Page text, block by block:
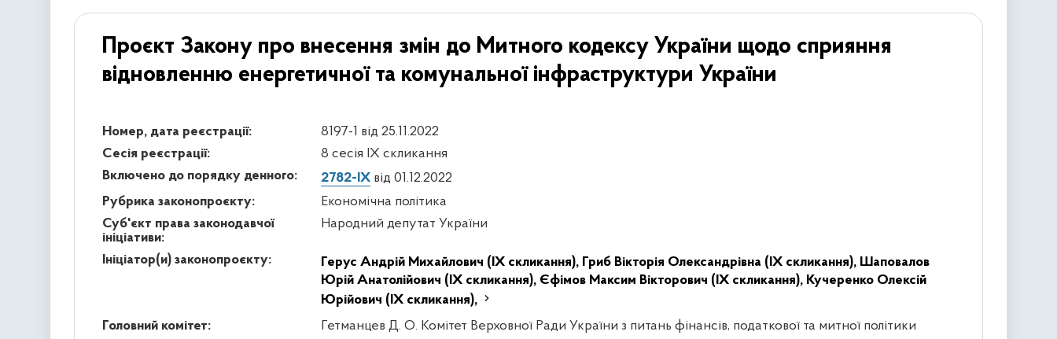
Проєкт Закону про внесення змін до Митного кодексу України щодо сприяння
відновленню енергетичної та комунальної інфраструктури України
Номер, дата реєстрації:
8197-1 від 25.11.2022
Сесія реєстрації:
8 сесія IX скликання
Включено до порядку денного:
2782-IX від 01.12.2022
Рубрика законопроєкту:
Економічна політика
Суб'єкт права законодавчої
ініціативи:
Народний депутат України
Ініціатор(и) законопроєкту: Герус Андрій Михайлович (IX скликання), Гриб Вікторія Олександрівна (IX скликання), Шаповалов
Юрій Анатолійович (IX скликання), Єфімов Максим Вікторович (IX скликання), Кучеренко Олексій
Юрійович (IX скликання),
Головний комітет:
Гетманцев Д. О. Комітет Верховної Ради України з питань фінансів, податкової та митної політики